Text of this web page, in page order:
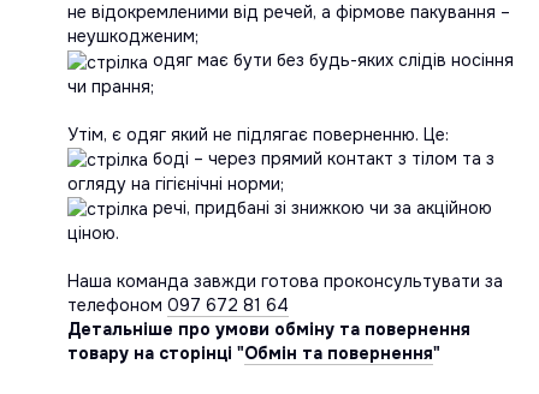
не відокремленими від речей, а фірмове пакування –
неушкодженим;
одяг має бути без будь-яких слідів носіння
чи прання;
Утім, є одяг який не підлягає поверненню. Це:
боді – через прямий контакт з тілом та з
огляду на гігієнічні норми;
речі, придбані зі знижкою чи за акційною
ціною.
Наша команда завжди готова проконсультувати за
телефоном 097 672 81 64
Детальніше про умови обміну та повернення
товару на сторінці "Обмін та повернення"